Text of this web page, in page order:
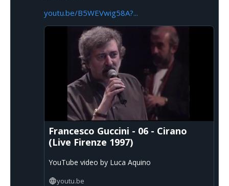
youtu.be/B5WEVwig58A?...
Francesco Guccini - 06 - Cirano
(Live Firenze 1997)
YouTube video by Luca Aquino
youtu.be